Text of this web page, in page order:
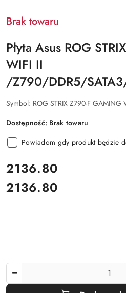
Brak towaru
Płyta Asus ROG
WIFI II
/Z790/DDR5/
Symbol: ROG STRIX Z790-F GAMING
Dostępność: Brak towaru
Powiadom gdy produkt będzie
cena:
2136.80
Cena:
2136.80